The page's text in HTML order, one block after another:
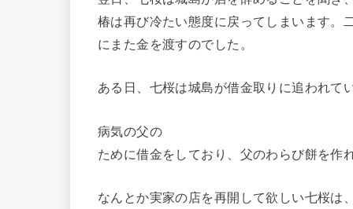
椿は再び冷たい態度に戻ってしまいます。
にまた金を渡すのでした。
ある日、七桜は城島が借金取りに追われて
病気の父の
ために借金をしており、父のわらび餅を作
なんとか実家の店を再開して欲しい七桜は